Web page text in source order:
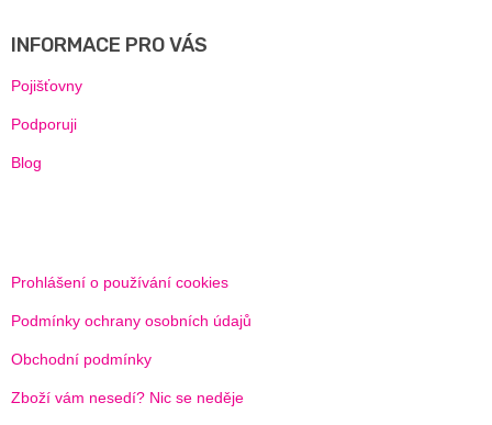
INFORMACE PRO VÁS
Pojišťovny
Podporuji
Blog
Prohlášení o používání cookies
Podmínky ochrany osobních údajů
Obchodní podmínky
Zboží vám nesedí? Nic se neděje